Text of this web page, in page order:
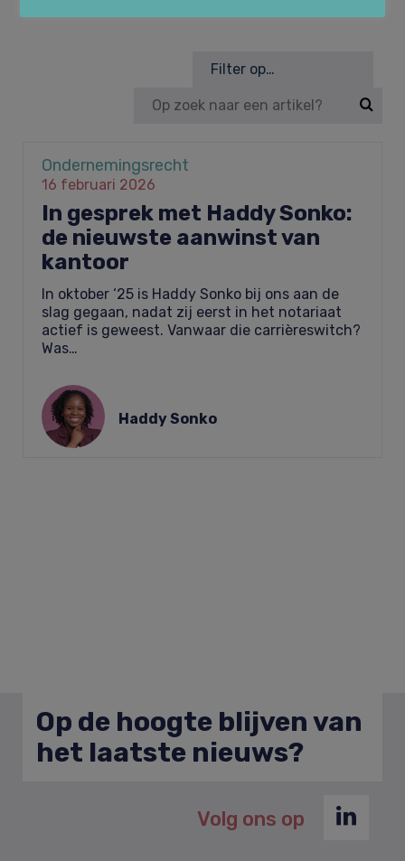
Financieel recht & Insolventierecht
Bouwrecht & Vastgoed
Arbeidsrecht & Arbeidsmigratie­recht
Onze kernwaarden
Vacatures
Contact
Filter op…
Ondernemings­recht
16 februari 2026
In gesprek met Haddy Sonko:
de nieuwste aanwinst van
kantoor
In oktober ‘25 is Haddy Sonko bij ons aan de
slag gegaan, nadat zij eerst in het notariaat
actief is geweest. Vanwaar die carrièreswitch?
Was…
Haddy Sonko
Op de hoogte blijven van
het laatste nieuws?
Volg ons op